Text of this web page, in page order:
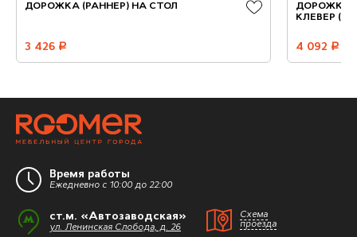
ДОРОЖКА (РАННЕР) НА СТОЛ
3 426 руб.
ДОРОЖКА-
КЛЕВЕР (1
4 092 руб.
Время работы
Ежедневно с 10:00 до 22:00
ст.м. «Автозаводская»
ул. Ленинская Слобода, д. 26
Схема
проезда